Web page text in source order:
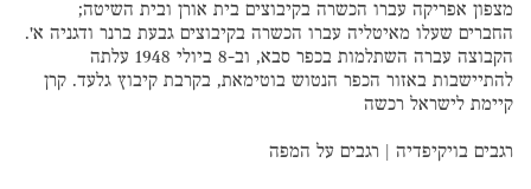
מצפון אפריקה עברו הכשרה בקיבוצים בית אורן ובית השיטה;
החברים שעלו מאיטליה עברו הכשרה בקיבוצים גבעת ברנר ודגניה א'.
הקבוצה עברה השתלמות בכפר סבא, וב-8 ביולי 1948 עלתה
להתיישבות באזור הכפר הנטוש בוטימאת, בקרבת קיבוץ גלעד. קרן
קיימת לישראל רכשה
רגבים בויקיפדיה |רגבים על המפה